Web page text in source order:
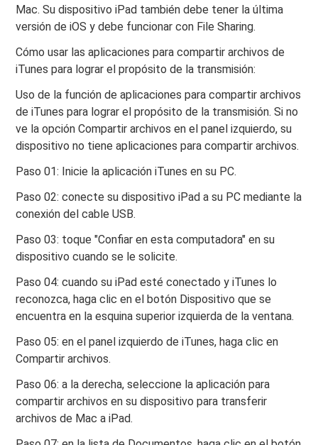
Mac. Su dispositivo iPad también debe tener la última
versión de iOS y debe funcionar con File Sharing.
Cómo usar las aplicaciones para compartir archivos de
iTunes para lograr el propósito de la transmisión:
Uso de la función de aplicaciones para compartir archivos
de iTunes para lograr el propósito de la transmisión. Si no
ve la opción Compartir archivos en el panel izquierdo, su
dispositivo no tiene aplicaciones para compartir archivos.
Paso 01: Inicie la aplicación iTunes en su PC.
Paso 02: conecte su dispositivo iPad a su PC mediante la
conexión del cable USB.
Paso 03: toque "Confiar en esta computadora" en su
dispositivo cuando se le solicite.
Paso 04: cuando su iPad esté conectado y iTunes lo
reconozca, haga clic en el botón Dispositivo que se
encuentra en la esquina superior izquierda de la ventana.
Paso 05: en el panel izquierdo de iTunes, haga clic en
Compartir archivos.
Paso 06: a la derecha, seleccione la aplicación para
compartir archivos en su dispositivo para transferir
archivos de Mac a iPad.